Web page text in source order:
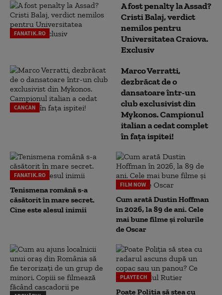
FANATIK.RO
A fost penalty la Assad?
Cristi Balaj, verdict
nemilos pentru
Universitatea Craiova.
Exclusiv
CANCAN
Marco Verratti,
dezbrăcat de o
dansatoare într-un
club exclusivist din
Mykonos. Campionul
italian a cedat complet
în fața ispitei!
FANATIK.RO
Tenismena română s-a
căsătorit în mare secret.
Cine este alesul inimii
FILM NOW
Cum arată Dustin Hoffman
în 2026, la 89 de ani. Cele
mai bune filme și rolurile
de Oscar
PLAYTECH
Poate Poliția să stea cu